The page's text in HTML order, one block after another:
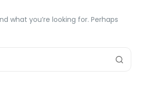
what you’re looking for. Perhaps